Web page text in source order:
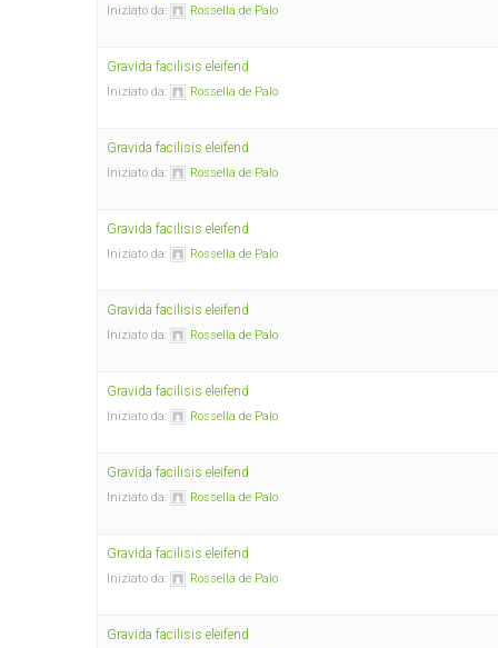
Iniziato da: Rossella de Palo
Gravida facilisis eleifend
Iniziato da: Rossella de Palo
Gravida facilisis eleifend
Iniziato da: Rossella de Palo
Gravida facilisis eleifend
Iniziato da: Rossella de Palo
Gravida facilisis eleifend
Iniziato da: Rossella de Palo
Gravida facilisis eleifend
Iniziato da: Rossella de Palo
Gravida facilisis eleifend
Iniziato da: Rossella de Palo
Gravida facilisis eleifend
Iniziato da: Rossella de Palo
Gravida facilisis eleifend